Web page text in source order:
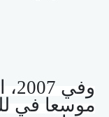
موسعا في